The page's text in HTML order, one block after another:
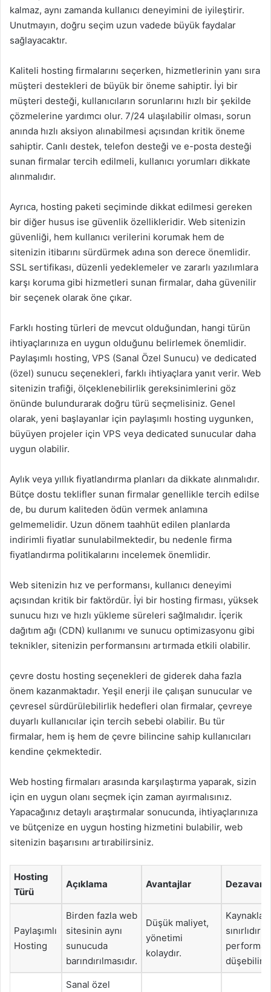
kalmaz, aynı zamanda kullanıcı deneyimini de iyileştirir.
Unutmayın, doğru seçim uzun vadede büyük faydalar
sağlayacaktır.
Kaliteli hosting firmalarını seçerken, hizmetlerinin yanı sıra
müşteri destekleri de büyük bir öneme sahiptir. İyi bir
müşteri desteği, kullanıcıların sorunlarını hızlı bir şekilde
çözmelerine yardımcı olur. 7/24 ulaşılabilir olması, sorun
anında hızlı aksiyon alınabilmesi açısından kritik öneme
sahiptir. Canlı destek, telefon desteği ve e-posta desteği
sunan firmalar tercih edilmeli, kullanıcı yorumları dikkate
alınmalıdır.
Ayrıca, hosting paketi seçiminde dikkat edilmesi gereken
bir diğer husus ise güvenlik özellikleridir. Web sitenizin
güvenliği, hem kullanıcı verilerini korumak hem de
sitenizin itibarını sürdürmek adına son derece önemlidir.
SSL sertifikası, düzenli yedeklemeler ve zararlı yazılımlara
karşı koruma gibi hizmetleri sunan firmalar, daha güvenilir
bir seçenek olarak öne çıkar.
Farklı hosting türleri de mevcut olduğundan, hangi türün
ihtiyaçlarınıza en uygun olduğunu belirlemek önemlidir.
Paylaşımlı hosting, VPS (Sanal Özel Sunucu) ve dedicated
(özel) sunucu seçenekleri, farklı ihtiyaçlara yanıt verir. Web
sitenizin trafiği, ölçeklenebilirlik gereksinimlerini göz
önünde bulundurarak doğru türü seçmelisiniz. Genel
olarak, yeni başlayanlar için paylaşımlı hosting uygunken,
büyüyen projeler için VPS veya dedicated sunucular daha
uygun olabilir.
Aylık veya yıllık fiyatlandırma planları da dikkate alınmalıdır.
Bütçe dostu teklifler sunan firmalar genellikle tercih edilse
de, bu durum kaliteden ödün vermek anlamına
gelmemelidir. Uzun dönem taahhüt edilen planlarda
indirimli fiyatlar sunulabilmektedir, bu nedenle firma
fiyatlandırma politikalarını incelemek önemlidir.
Web sitenizin hız ve performansı, kullanıcı deneyimi
açısından kritik bir faktördür. İyi bir hosting firması, yüksek
sunucu hızı ve hızlı yükleme süreleri sağlmalıdır. İçerik
dağıtım ağı (CDN) kullanımı ve sunucu optimizasyonu gibi
teknikler, sitenizin performansını artırmada etkili olabilir.
çevre dostu hosting seçenekleri de giderek daha fazla
önem kazanmaktadır. Yeşil enerji ile çalışan sunucular ve
çevresel sürdürülebilirlik hedefleri olan firmalar, çevreye
duyarlı kullanıcılar için tercih sebebi olabilir. Bu tür
firmalar, hem iş hem de çevre bilincine sahip kullanıcıları
kendine çekmektedir.
Web hosting firmaları arasında karşılaştırma yaparak, sizin
için en uygun olanı seçmek için zaman ayırmalısınız.
Yapacağınız detaylı araştırmalar sonucunda, ihtiyaçlarınıza
ve bütçenize en uygun hosting hizmetini bulabilir, web
sitenizin başarısını artırabilirsiniz.
Hosting
Türü
Açıklama Avantajlar
Paylaşımlı
Hosting
Birden fazla web
sitesinin aynı
sunucuda
barındırılmasıdır.
Düşük maliyet,
yönetimi
kolaydır.
Kaynaklar
sınırlıdır;
düşebilir.
Sanal özel